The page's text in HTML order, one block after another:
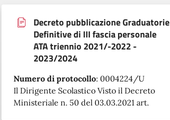
Decreto pubblicazione Graduatorie
Definitive di III fascia personale
ATA triennio 2021/-2022 -
2023/2024
Numero di protocollo: 0004224/U
Il Dirigente Scolastico Visto il Decreto
Ministeriale n. 50 del 03.03.2021 art.